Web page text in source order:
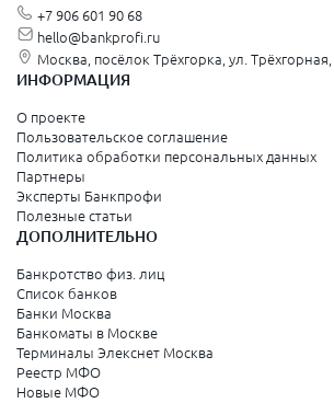
+7 906 601 90 68
hello@bankprofi.ru
Москва, посёлок Трёхгорка, ул. Трёхгорная,
ИНФОРМАЦИЯ
О проекте
Пользовательское соглашение
Политика обработки персональных данных
Партнеры
Эксперты Банкпрофи
Полезные статьи
ДОПОЛНИТЕЛЬНО
Банкротство физ. лиц
Список банков
Банки Москва
Банкоматы в Москве
Терминалы Элекснет Москва
Реестр МФО
Новые МФО